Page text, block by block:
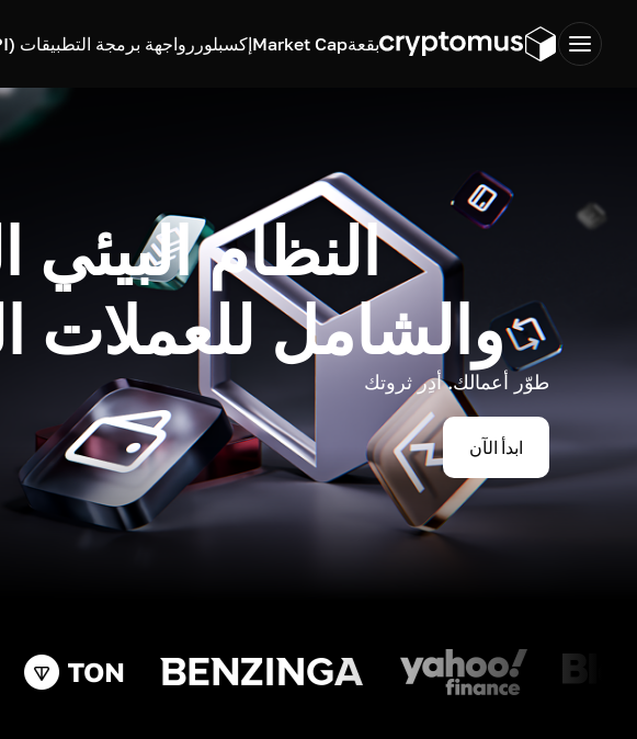
بقعةMarket Capإكسبلورر واجهة برمجة التطبيقات (API)
النظام البيئي
والشامل للعملات
طوّر أعمالك. أدِر ثروتك
ابدأ الآن